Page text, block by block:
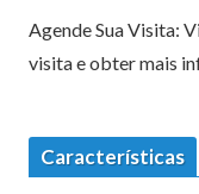
Agende Sua Visita:
visita e obter mais
Características